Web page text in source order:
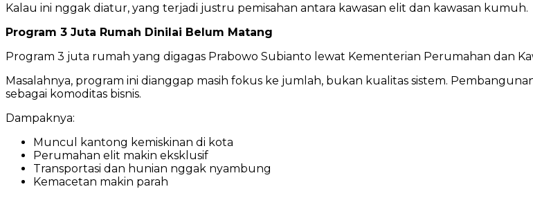
Kalau ini nggak diatur, yang terjadi justru pemisahan antara kawasan elit dan kawasan kumuh.
Program 3 Juta Rumah Dinilai Belum Matang
Program 3 juta rumah yang digagas Prabowo Subianto lewat Kementerian Perumahan dan
Masalahnya, program ini dianggap masih fokus ke jumlah, bukan kualitas sistem.
sebagai komoditas bisnis.
Dampaknya:
Muncul kantong kemiskinan di kota
Perumahan elit makin eksklusif
Transportasi dan hunian nggak nyambung
Kemacetan makin parah